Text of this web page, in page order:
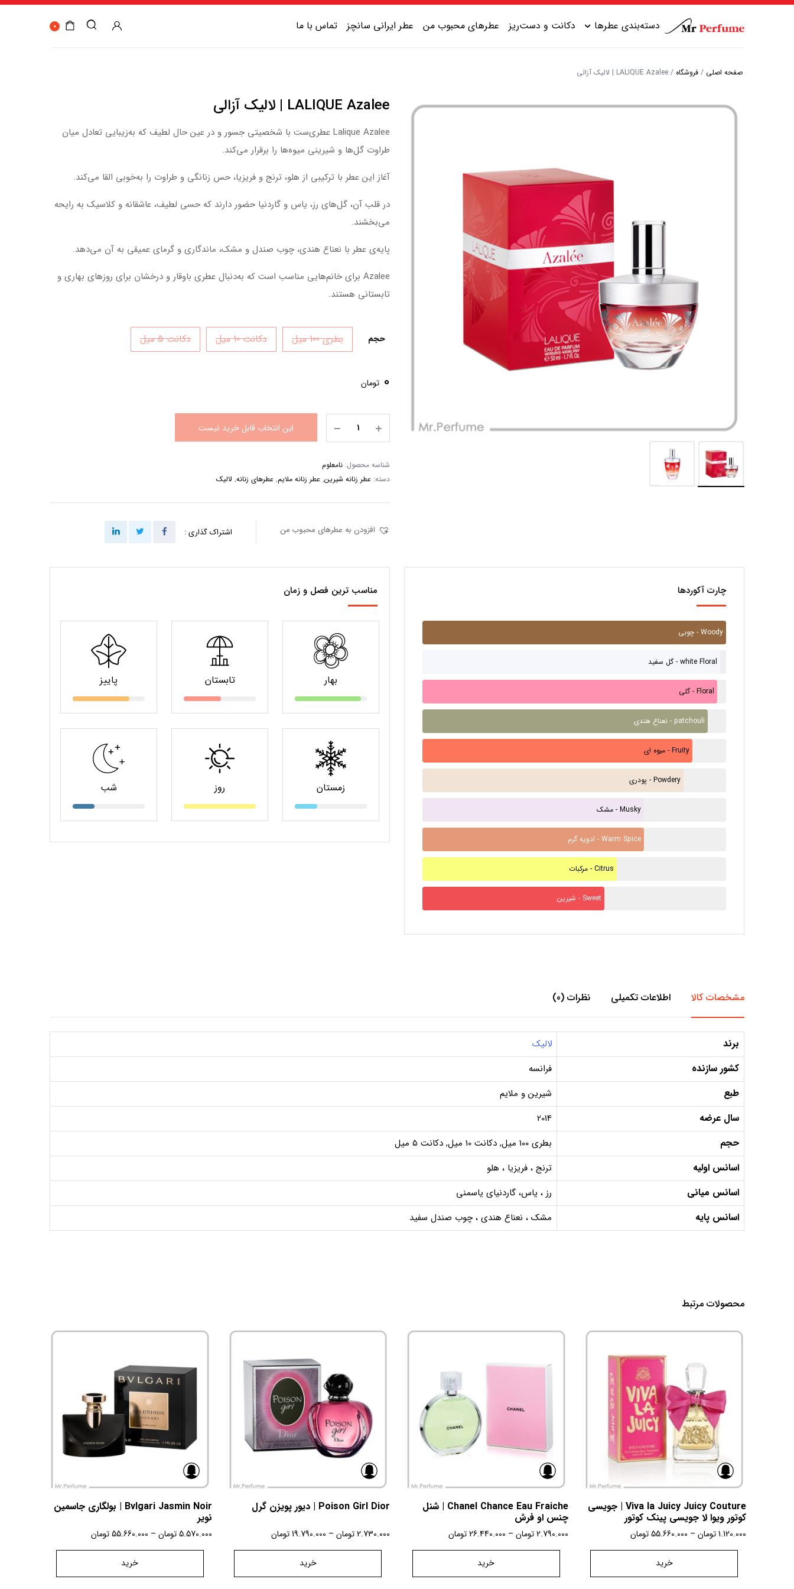
دسته‌بندی عطرها
عطر زنانه گرم
عطر یونیسکس تلخ
دکانت و دست‌ریز عطرهای محبوب من عطر ایرانی سانچز تماس با ما 0
صفحه اصلی / فروشگاه / LALIQUE Azalee | لالیک آزالی
LALIQUE Azalee | لالیک آزالی
Lalique Azalee عطری‌ست با شخصیتی جسور و در عین حال لطیف که به‌زیبایی تعادل میان
طراوت گل‌ها و شیرینی میوه‌ها را برقرار می‌کند.
آغاز این عطر با ترکیبی از هلو، ترنج و فریزیا، حس زنانگی و طراوت را به‌خوبی القا می‌کند.
در قلب آن، گل‌های رز، یاس و گاردنیا حضور دارند که حسی لطیف، عاشقانه و کلاسیک به رایحه
می‌بخشند.
پایه‌ی عطر با نعناع هندی، چوب صندل و مشک، ماندگاری و گرمای عمیقی به آن می‌دهد.
Azalee برای خانم‌هایی مناسب است که به‌دنبال عطری باوقار و درخشان برای روزهای بهاری و
تابستانی هستند.
حجم بطری 100 میل دکانت 10 میل دکانت 5 میل
0 تومان
این انتخاب قابل خرید نیست
شناسه محصول: نامعلوم
دسته: عطر زنانه شیرین, عطر زنانه ملایم, عطرهای زنانه, لالیک
افزودن به عطرهای محبوب من اشتراک گذاری :
چارت آکوردها
چوبی - Woody
گل سفید - white Floral
گلی - Floral
نعناع هندی - patchouli
میوه ای - Fruity
پودری - Powdery
مشک - Musky
ادویه گرم - Warm Spice
مرکبات - Citrus
شیرین - Sweet
مناسب ترین فصل و زمان
بهار تابستان پاییز
زمستان روز شب
مشخصات کالا اطلاعات تکمیلی نظرات (0)
برند لالیک
کشور سازنده فرانسه
طبع شیرین و ملایم
سال عرضه 2014
حجم بطری 100 میل, دکانت 10 میل, دکانت 5 میل
اسانس اولیه ترنج ، فریزیا ، هلو
اسانس میانی رز ، یاس، گاردنیای یاسمنی
اسانس پایه مشک ، نعناع هندی ، چوب صندل سفید
محصولات مرتبط
Viva la Juicy Juicy Couture | جویسی
کوتور ویوا لا جویسی پینک کوتور
1.120.000تومان –
55.660.000تومان
خرید
Chanel Chance Eau Fraiche | شنل
چنس او فرش
2.790.000 تومان –
26.440.000 تومان
خرید
Poison Girl Dior | دیور پویزن گرل
2.730.000تومان –
19.790.000تومان
خرید
Bvlgari Jasmin Noir | بولگاری جاسمین
نویر
5.570.000 تومان –
55.660.000 تومان
خرید